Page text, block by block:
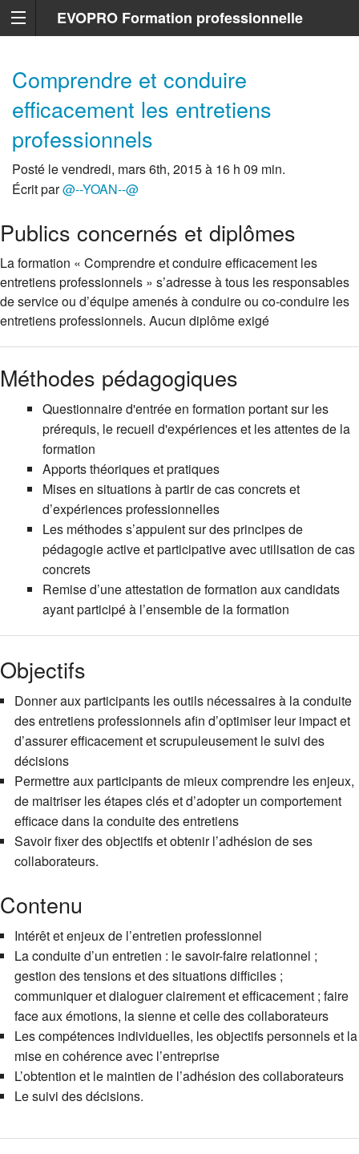
EVOPRO Formation professionnelle
Comprendre et conduire
efficacement les entretiens
professionnels
Posté le vendredi, mars 6th, 2015 à 16 h 09 min.
Écrit par@--YOAN--@
Publics concernés et diplômes
La formation « Comprendre et conduire efficacement les
entretiens professionnels » s’adresse à tous les responsables
de service ou d’équipe amenés à conduire ou co-conduire les
entretiens professionnels. Aucun diplôme exigé
Méthodes pédagogiques
Questionnaire d'entrée en formation portant sur les
prérequis, le recueil d'expériences et les attentes de la
formation
Apports théoriques et pratiques
Mises en situations à partir de cas concrets et
d’expériences professionnelles
Les méthodes s’appuient sur des principes de
pédagogie active et participative avec utilisation de cas
concrets
Remise d’une attestation de formation aux candidats
ayant participé à l’ensemble de la formation
Objectifs
Donner aux participants les outils nécessaires à la conduite
des entretiens professionnels afin d’optimiser leur impact et
d’assurer efficacement et scrupuleusement le suivi des
décisions
Permettre aux participants de mieux comprendre les enjeux,
de maitriser les étapes clés et d’adopter un comportement
efficace dans la conduite des entretiens
Savoir fixer des objectifs et obtenir l’adhésion de ses
collaborateurs.
Contenu
Intérêt et enjeux de l’entretien professionnel
La conduite d’un entretien : le savoir-faire relationnel ;
gestion des tensions et des situations difficiles ;
communiquer et dialoguer clairement et efficacement ; faire
face aux émotions, la sienne et celle des collaborateurs
Les compétences individuelles, les objectifs personnels et la
mise en cohérence avec l’entreprise
L’obtention et le maintien de l’adhésion des collaborateurs
Le suivi des décisions.